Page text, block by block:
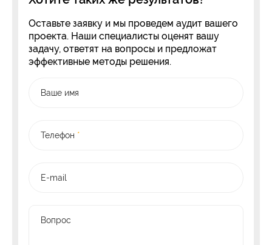
Оставьте заявку и мы проведем аудит вашего
проекта. Наши специалисты оценят вашу
задачу, ответят на вопросы и предложат
эффективные методы решения.
Ваше имя
Телефон *
E-mail
Вопрос